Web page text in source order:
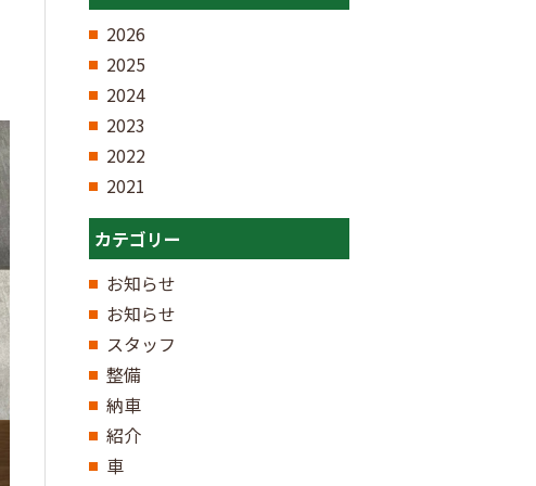
2026
2025
2024
2023
2022
2021
カテゴリー
お知らせ
お知らせ
スタッフ
整備
納車
紹介
車